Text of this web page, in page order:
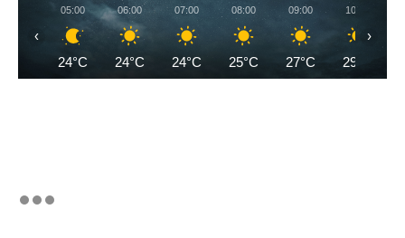
05:00
24°C
06:00
24°C
07:00
24°C
08:00
25°C
09:00
27°C
10:00
29°C
‹ ›